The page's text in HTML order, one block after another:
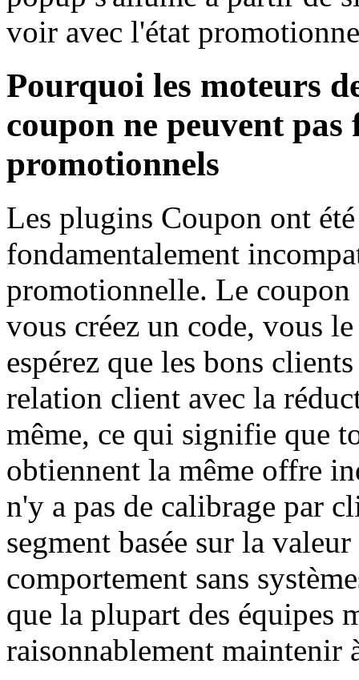
voir avec l'état
Pourquoi les moteurs
coupon ne peuvent
promotionnels
Les plugins Coupon ont
fondamentalement
promotionnelle. Le
vous créez un code, vous
espérez que les bons
relation client avec la
même, ce qui signifie que
obtiennent la même offre
n'y a pas de calibrage par
segment basée sur la
comportement sans
que la plupart des équipes
raisonnablement maintenir